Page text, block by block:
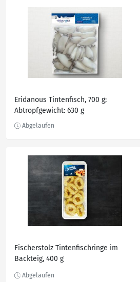
Eridanous Tintenfisch, 700 g;
Abtropfgewicht: 630 g
Fischerstolz Tintenfischringe im
Backteig, 400 g